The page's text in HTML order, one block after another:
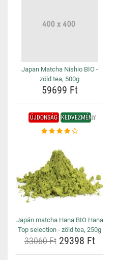
Japan Matcha Nishio BIO -
zöld tea, 500g
59699 Ft
ÚJDONSÁG KEDVEZMÉNY
Japán matcha Hana BIO Hana
Top selection - zöld tea, 250g
33060 Ft29398 Ft